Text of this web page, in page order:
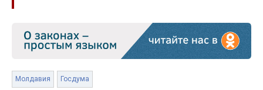
Молдавия Госдума